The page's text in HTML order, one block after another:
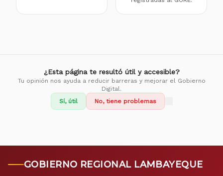
¿Esta página te resultó útil y accesible?
Tu opinión nos ayuda a reducir barreras y mejorar el Gobierno
Digital.
Sí, útil
No, tiene problemas
GOBIERNO REGIONAL LAMBAYEQUE